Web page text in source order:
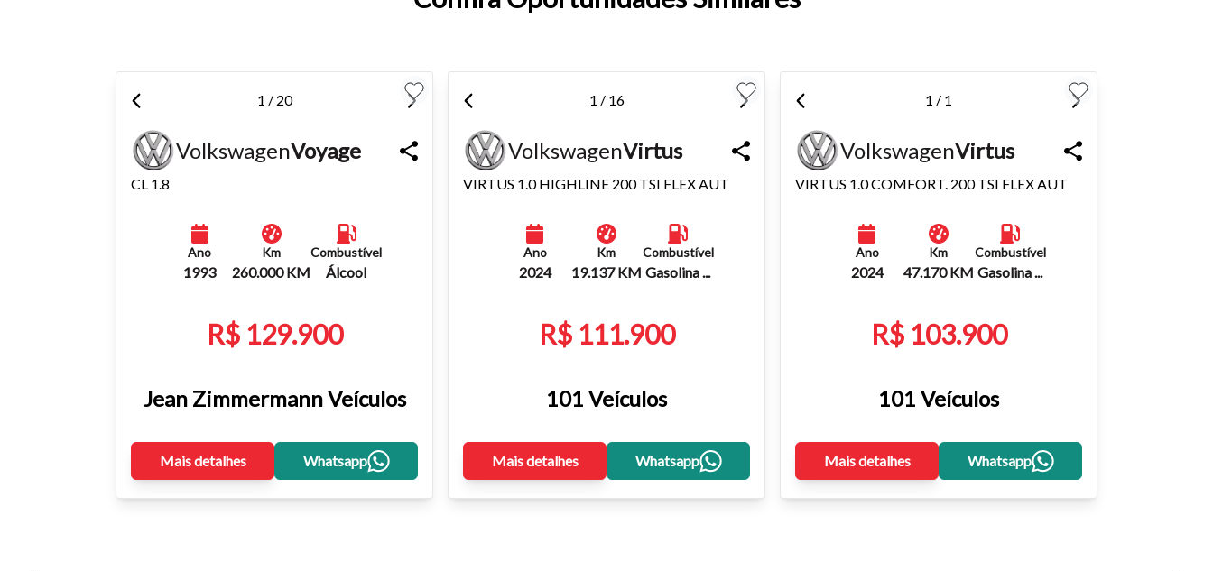
1 / 20
VolkswagenVoyage
CL 1.8
Ano
1993
Km
260.000 KM
Combustível
Álcool
R$ 129.900
Jean Zimmermann Veículos
Mais detalhes Whatsapp
1 / 16
VolkswagenVirtus
VIRTUS 1.0 HIGHLINE 200 TSI FLEX AUT
Ano
2024
Km
19.137 KM
Combustível
Gasolina ...
R$ 111.900
101 Veículos
Mais detalhes Whatsapp
1 / 1
VolkswagenVirtus
VIRTUS 1.0 COMFORT. 200 TSI FLEX AUT
Ano
2024
Km
47.170 KM
Combustível
Gasolina ...
R$ 103.900
101 Veículos
Mais detalhes Whatsapp